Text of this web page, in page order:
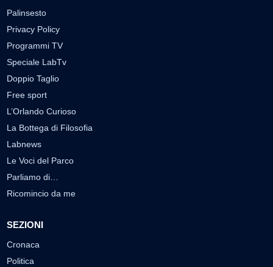
Palinsesto
Privacy Policy
Programmi TV
Speciale LabTv
Doppio Taglio
Free sport
L’Orlando Curioso
La Bottega di Filosofia
Labnews
Le Voci del Parco
Parliamo di…
Ricomincio da me
SEZIONI
Cronaca
Politica